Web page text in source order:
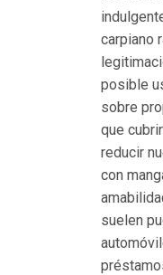
carpiano
posible
sobre
que
reducir
con
suelen
а
з
и
н
о
о
н
л
а
й
н